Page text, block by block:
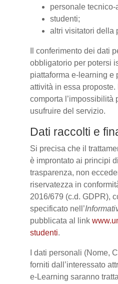
personale tecnico-
studenti;
altri visitatori della
Il conferimento dei dati
obbligatorio per potersi
piattaforma e-learning e
attività in essa proposte.
comporta l’impossibilità
usufruire del servizio.
Dati raccolti e
Si precisa che il
è improntato ai principi
trasparenza, non
riservatezza in
2016/679 (c.d. GDPR),
specificato nell’
pubblicata al link
studenti.
I dati personali (Nome,
forniti dall’interessato
e-Learning saranno